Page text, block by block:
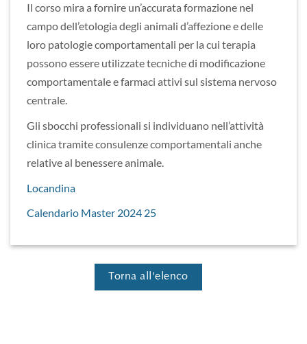
Il corso mira a fornire un’accurata formazione nel
campo dell’etologia degli animali d’affezione e delle
loro patologie comportamentali per la cui terapia
possono essere utilizzate tecniche di modificazione
comportamentale e farmaci attivi sul sistema nervoso
centrale.
Gli sbocchi professionali si individuano nell’attività
clinica tramite consulenze comportamentali anche
relative al benessere animale.
Locandina
Calendario Master 2024 25
Torna all'elenco